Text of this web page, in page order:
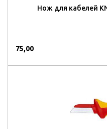
Нож для кабелей
75,00